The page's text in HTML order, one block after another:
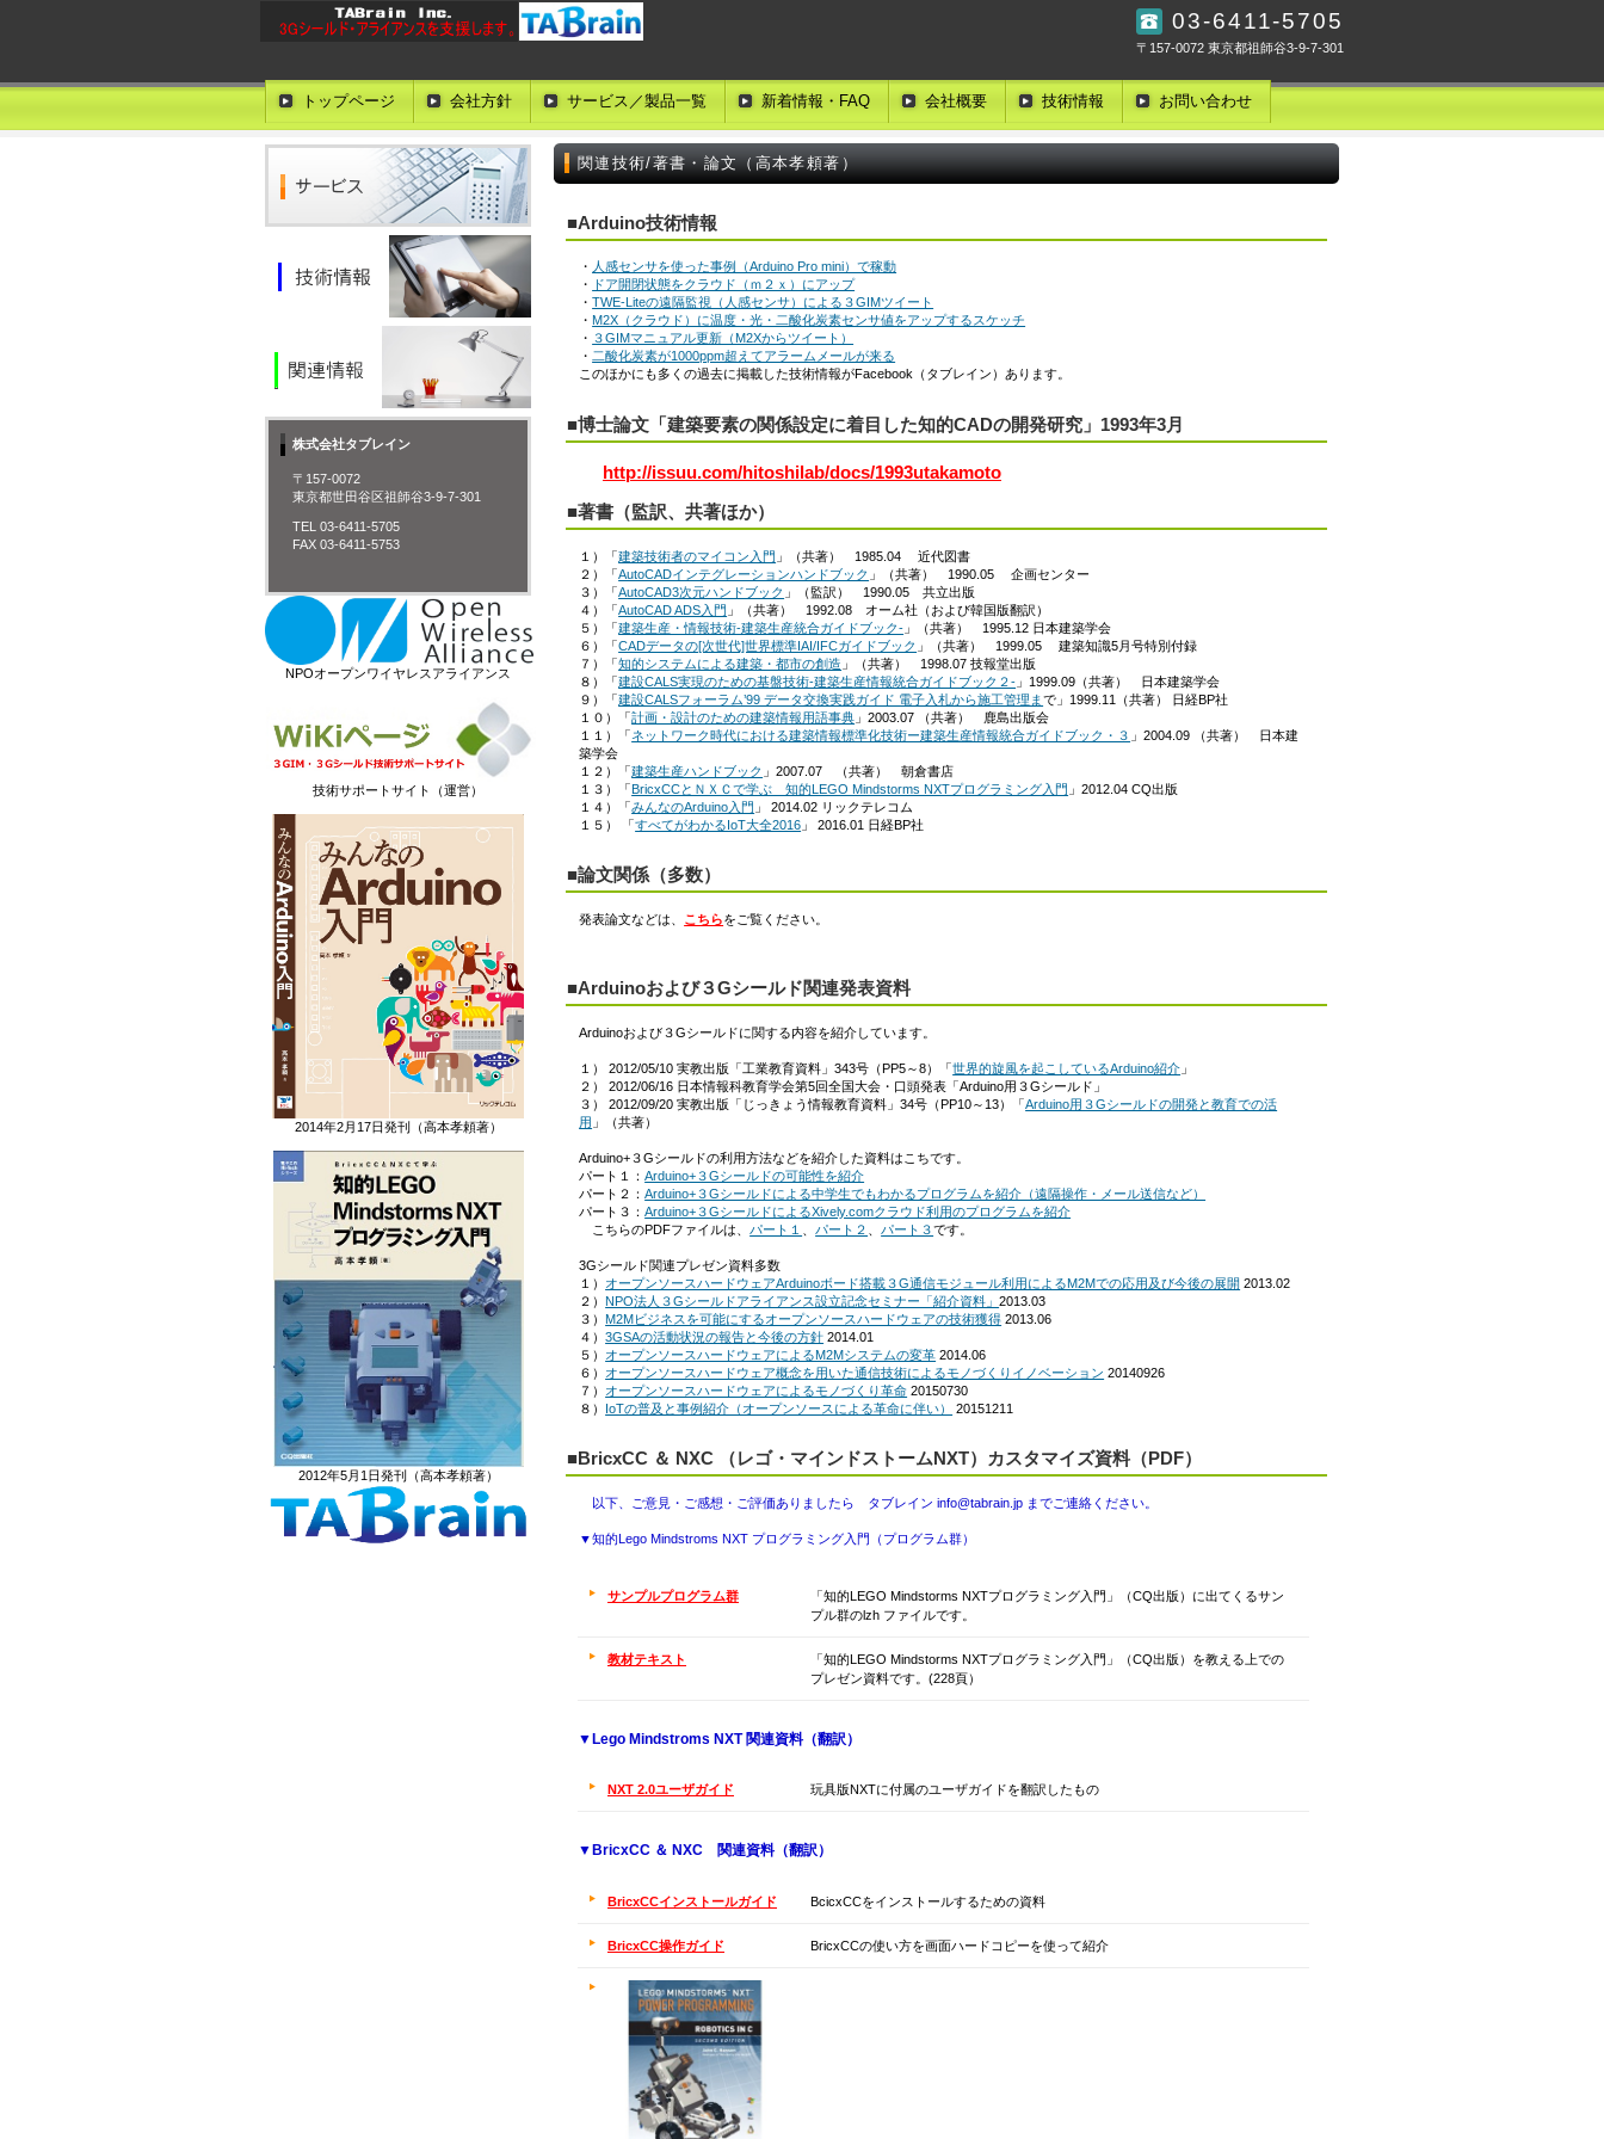
03-6411-5705
〒157-0072 東京都祖師谷3-9-7-301
関連技術/著書・論文（高本孝頼著）
■Arduino技術情報
・ 人感センサを使った事例（Arduino Pro mini）で稼動
・
ドア開閉状態をクラウド（ｍ２ｘ）にアップ
・TWE-Liteの遠隔監視（人感センサ）による３GIMツイート
・ M2X（クラウド）に温度・光・二酸化炭素センサ値をアップするスケッチ
・ ３GIMマニュアル更新（M2Xからツイート）
・ 二酸化炭素が1000ppm超えてアラームメールが来る
このほかにも多くの過去に掲載した技術情報がFacebook（タブレイン）あります。
■博士論文「建築要素の関係設定に着目した知的CADの開発研究」1993年3月
http://issuu.com/hitoshilab/docs/1993utakamoto
■著書（監訳、共著ほか）
１）「建築技術者のマイコン入門 」（共著） 1985.04 近代図書
２）「AutoCADインテグレーションハンドブック 」（共著） 1990.05 企画センター
３）「AutoCAD3次元ハンドブック 」（監訳） 1990.05 共立出版
４）「AutoCAD ADS入門 」（共著） 1992.08 オーム社（および韓国版翻訳）
５）「建築生産・情報技術-建築生産統合ガイドブック- 」（共著） 1995.12 日本建築学会
６）「CADデータの[次世代]世界標準IAI/IFCガイドブック 」（共著） 1999.05 建築知識5月号特別付録
７）「知的システムによる建築・都市の創造 」（共著） 1998.07 技報堂出版
８）「建設CALS実現のための基盤技術-建築生産情報統合ガイドブック２- 」1999.09（共著） 日本建築学会
９）「建設CALSフォーラム’99 データ交換実践ガイド 電子入札から施工管理まで」1999.11（共著） 日経BP社
１０）「計画・設計のための建築情報用語事典 」2003.07 （共著） 鹿島出版会
１１）「ネットワーク時代における建築情報標準化技術ー建築生産情報統合ガイドブック・３ 」2004.09 （共著） 日本建
築学会
１２）「建築生産ハンドブック 」2007.07 （共著） 朝倉書店
１３）「BricxCCとＮＸＣで学ぶ 知的LEGO Mindstorms NXTプログラミング入門 」2012.04 CQ出版
１４）「みんなのArduino入門 」 2014.02 リックテレコム
１５） 「すべてがわかるIoT大全2016 」 2016.01 日経BP社
■論文関係（多数）
発表論文などは、 こちらをご覧ください。
■Arduinoおよび３Gシールド関連発表資料
Arduinoおよび３Gシールドに関する内容を紹介しています。
１） 2012/05/10 実教出版「工業教育資料」343号（PP5～8）「世界的旋風を起こしているArduino紹介 」
２） 2012/06/16 日本情報科教育学会第5回全国大会・口頭発表「Arduino用３Gシールド」
３） 2012/09/20 実教出版「じっきょう情報教育資料」34号（PP10～13）「Arduino用３Gシールドの開発と教育での活
用 」（共著）
Arduino+３Gシールドの利用方法などを紹介した資料はこちです。
パート１：Arduino+３Gシールドの可能性を紹介
パート２：Arduino+３Gシールドによる中学生でもわかるプログラムを紹介（遠隔操作・メール送信など）
パート３：Arduino+３GシールドによるXively.comクラウド利用のプログラムを紹介
こちらのPDFファイルは、 パート１ パート２ パート３です。
3Gシールド関連プレゼン資料多数
１） オープンソースハードウェアArduinoボード搭載３G通信モジュール利用によるM2Mでの応用及び今後の展開 2013.02
２）NPO法人３Gシールドアライアンス設立記念セミナー「紹介資料」2013.03
３）M2Mビジネスを可能にするオープンソースハードウェアの技術獲得 2013.06
４）3GSAの活動状況の報告と今後の方針 2014.01
５） オープンソースハードウェアによるM2Mシステムの変革 2014.06
６） オープンソースハードウェア概念を用いた通信技術によるモノづくりイノベーション 20140926
７） オープンソースハードウェアによるモノづくり革命 20150730
８） IoTの普及と事例紹介（オープンソースによる革命に伴い） 20151211
■BricxCC ＆ NXC （レゴ・マインドストームNXT）カスタマイズ資料（PDF）
以下、ご意見・ご感想・ご評価ありましたら タブレイン info@tabrain.jp までご連絡ください。
▼知的Lego Mindstroms NXT プログラミング入門（プログラム群）
サンプルプログラム群
「知的LEGO Mindstorms NXTプログラミング入門」（CQ出版）に出てくるサン
プル群のlzh ファイルです。
教材テキスト
「知的LEGO Mindstorms NXTプログラミング入門」（CQ出版）を教える上での
プレゼン資料です。(228頁）
▼Lego Mindstroms NXT 関連資料（翻訳）
NXT 2.0ユーザガイド 玩具版NXTに付属のユーザガイドを翻訳したもの
▼BricxCC ＆ NXC 関連資料（翻訳）
BricxCCインストールガイド BcicxCCをインストールするための資料
BricxCC操作ガイド BricxCCの使い方を画面ハードコピーを使って紹介
トップページ 会社方針 サービス／製品一覧 新着情報・FAQ 会社概要 技術情報 お問い合わせ
株式会社タブレイン
〒157-0072
東京都世田谷区祖師谷3-9-7-301
TEL 03-6411-5705
FAX 03-6411-5753
NPOオープンワイヤレスアライアンス
技術サポートサイト（運営）
2014年2月17日発刊（高本孝頼著）
2012年5月1日発刊（高本孝頼著）